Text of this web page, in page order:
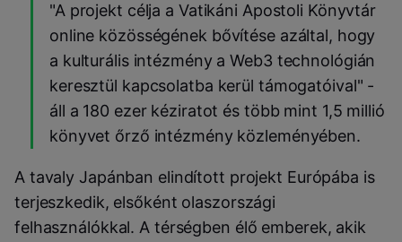
"A projekt célja a Vatikáni Apostoli Könyvtár
online közösségének bővítése azáltal, hogy
a kulturális intézmény a Web3 technológián
keresztül kapcsolatba kerül támogatóival" -
áll a 180 ezer kéziratot és több mint 1,5 millió
könyvet őrző intézmény közleményében.
A tavaly Japánban elindított projekt Európába is
terjeszkedik, elsőként olaszországi
felhasználókkal. A térségben élő emberek, akik